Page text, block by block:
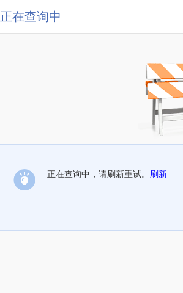
正在查询中
正在查询中，请刷新重试。 刷新